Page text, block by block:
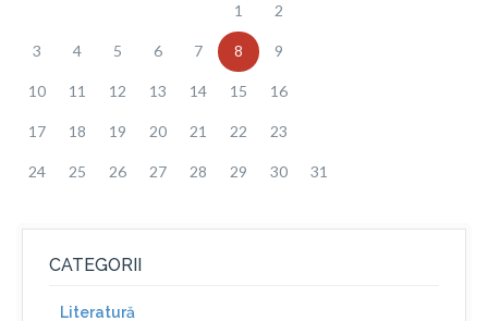
1 2
3 4 5 6 7 8 9
10 11 12 13 14 15 16
17 18 19 20 21 22 23
24 25 26 27 28 29 30 31
CATEGORII
Literatură